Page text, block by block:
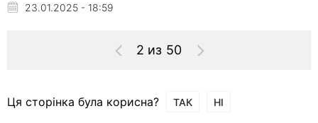
23.01.2025 - 18:59
2 из 50
Ця сторінка була корисна? ТАК НІ